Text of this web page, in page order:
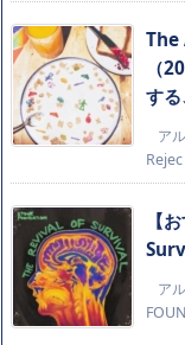
The
（
す
ア
Rejec
【
ア